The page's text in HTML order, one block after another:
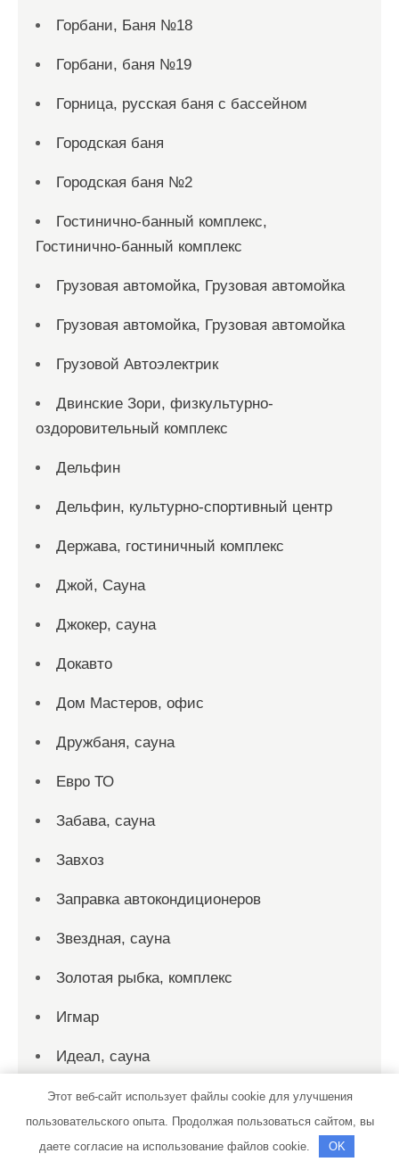
Горбани, Баня №18
Горбани, баня №19
Горница, русская баня с бассейном
Городская баня
Городская баня №2
Гостинично-банный комплекс,
Гостинично-банный комплекс
Грузовая автомойка, Грузовая автомойка
Грузовая автомойка, Грузовая автомойка
Грузовой Автоэлектрик
Двинские Зори, физкультурно-
оздоровительный комплекс
Дельфин
Дельфин, культурно-спортивный центр
Держава, гостиничный комплекс
Джой, Сауна
Джокер, сауна
Докавто
Дом Мастеров, офис
Дружбаня, сауна
Евро ТО
Забава, сауна
Завхоз
Заправка автокондиционеров
Звездная, сауна
Золотая рыбка, комплекс
Игмар
Идеал, сауна
Империя, сауна
Этот веб-сайт использует файлы cookie для улучшения
пользовательского опыта. Продолжая пользоваться сайтом, вы
даете согласие на использование файлов cookie.
OK